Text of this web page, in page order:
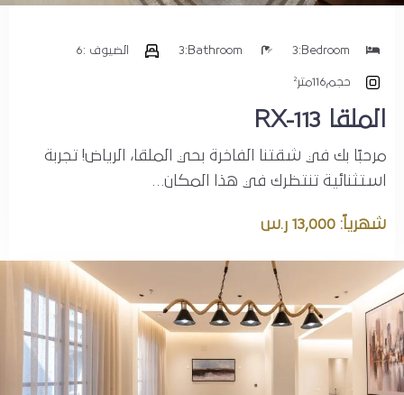
الملقا RX-113
شهرياً: 13,000 ر.س
مرحبًا بك في شقتنا الفاخرة بحي الملقا، الرياض! تجربة
استثنائية تنتظرك في هذا المكان…
Bedroom:
3
Bathroom:
3 الضيوف :6
حجم116متر²